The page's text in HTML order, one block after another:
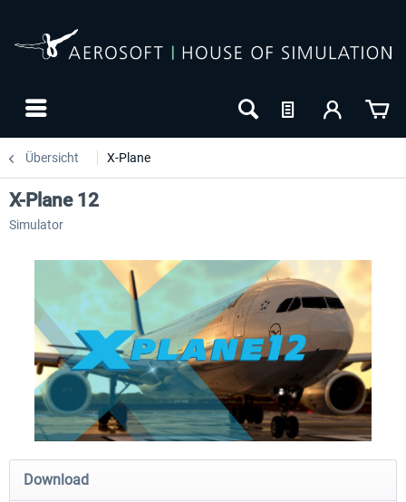
Übersicht X-Plane
Traffic Global for X-Plane 12/11
X-Plane 12
Simulator
Download